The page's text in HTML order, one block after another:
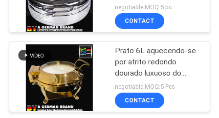
prato do fogão de
indução do quadro com
superfície do plano
negotiable MOQ:5 pc
CONTACT
Prato 6L aquecendo-se
por atrito redondo
dourado luxuoso do
quadro dos pés do tigre
com bandeja cerâmica
negotiable MOQ:5 Pcs
CONTACT